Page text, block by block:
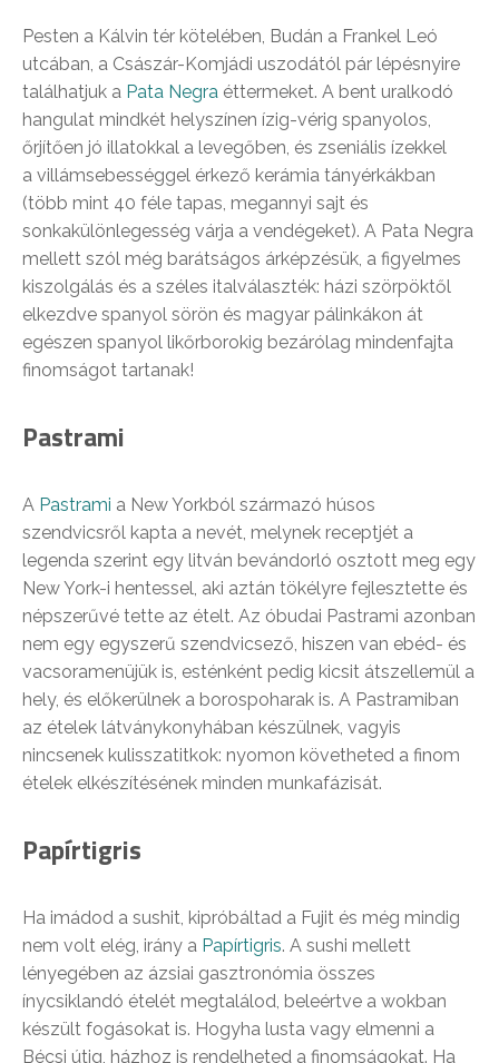
Pesten a Kálvin tér kötelében, Budán a Frankel Leó
utcában, a Császár-Komjádi uszodától pár lépésnyire
találhatjuk a Pata Negra éttermeket. A bent uralkodó
hangulat mindkét helyszínen ízig-vérig spanyolos,
őrjítően jó illatokkal a levegőben, és zseniális ízekkel
a villámsebességgel érkező kerámia tányérkákban
(több mint 40 féle tapas, megannyi sajt és
sonkakülönlegesség várja a vendégeket). A Pata Negra
mellett szól még barátságos árképzésük, a figyelmes
kiszolgálás és a széles italválaszték: házi szörpöktől
elkezdve spanyol sörön és magyar pálinkákon át
egészen spanyol likőrborokig bezárólag mindenfajta
finomságot tartanak!
Pastrami
A Pastrami a New Yorkból származó húsos
szendvicsről kapta a nevét, melynek receptjét a
legenda szerint egy litván bevándorló osztott meg egy
New York-i hentessel, aki aztán tökélyre fejlesztette és
népszerűvé tette az ételt. Az óbudai Pastrami azonban
nem egy egyszerű szendvicsező, hiszen van ebéd- és
vacsoramenüjük is, esténként pedig kicsit átszellemül a
hely, és előkerülnek a borospoharak is. A Pastramiban
az ételek látványkonyhában készülnek, vagyis
nincsenek kulisszatitkok: nyomon követheted a finom
ételek elkészítésének minden munkafázisát.
Papírtigris
Ha imádod a sushit, kipróbáltad a Fujit és még mindig
nem volt elég, irány a Papírtigris. A sushi mellett
lényegében az ázsiai gasztronómia összes
ínycsiklandó ételét megtalálod, beleértve a wokban
készült fogásokat is. Hogyha lusta vagy elmenni a
Bécsi útig, házhoz is rendelheted a finomságokat. Ha